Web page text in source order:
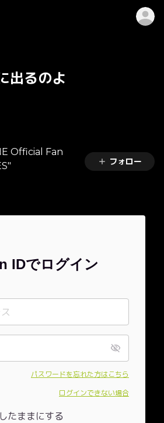
出るのよ
Official Fan
フォロー
IDでログイン
パスワードを忘れた方はこちら
ログインできない場合
たままにする